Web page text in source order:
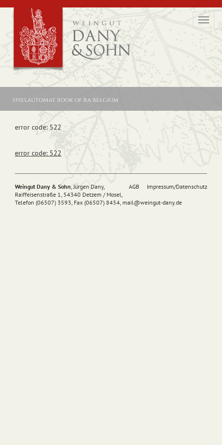
spielautomat book of ra belgium
error code: 522
error code: 522
AGB Impressum/Datenschutz
Weingut Dany & Sohn, Jürgen Dany,
Raiffeisenstraße 1, 54340 Detzem / Mosel,
Telefon (06507) 3593, Fax (06507) 8454, mail@weingut-dany.de